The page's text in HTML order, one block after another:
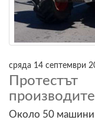
сряда 14 септември
Около 50 машини